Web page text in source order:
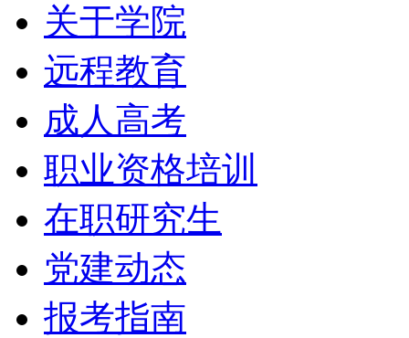
关于学院
远程教育
成人高考
职业资格培训
在职研究生
党建动态
报考指南